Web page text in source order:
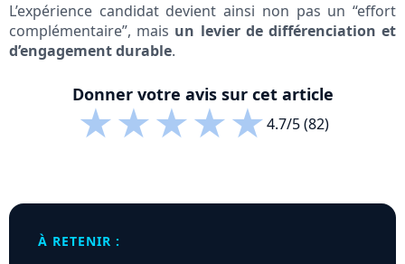
L’expérience candidat devient ainsi non pas un “effort
complémentaire”, mais un levier de différenciation et
d’engagement durable.
Donner votre avis sur cet article
★★★★★4.7/5 (82)
À RETENIR :